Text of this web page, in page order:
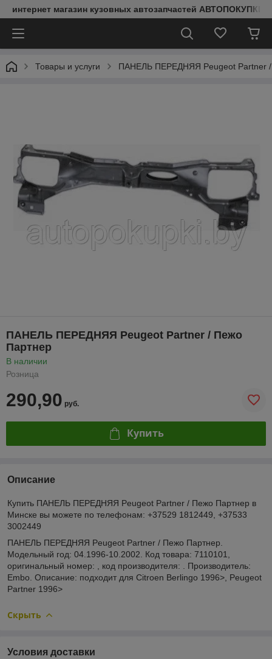
интернет магазин кузовных автозапчастей АВТОПОКУПКИ
Товары и услуги ПАНЕЛЬ ПЕРЕДНЯЯ Peugeot Partner
ПАНЕЛЬ ПЕРЕДНЯЯ Peugeot Partner / Пежо
Партнер
В наличии
Розница
290,90 руб.
Купить
Описание
Купить ПАНЕЛЬ ПЕРЕДНЯЯ Peugeot Partner / Пежо Партнер в
Минске вы можете по телефонам: +37529 1812449, +37533
3002449
ПАНЕЛЬ ПЕРЕДНЯЯ Peugeot Partner / Пежо Партнер.
Модельный год: 04.1996-10.2002. Код товара: 7110101,
оригинальный номер: , код производителя: . Производитель:
Embo. Описание: подходит для Citroen Berlingo 1996>, Peugeot
Partner 1996>
Скрыть
Условия доставки